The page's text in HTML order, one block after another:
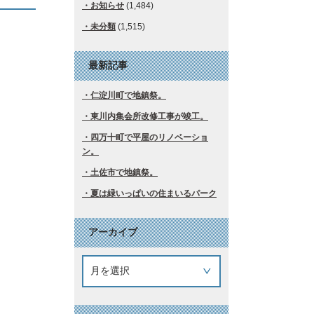
お知らせ (1,484)
未分類 (1,515)
最新記事
仁淀川町で地鎮祭。
東川内集会所改修工事が竣工。
四万十町で平屋のリノベーショ
ン。
土佐市で地鎮祭。
夏は緑いっぱいの住まいるパーク
アーカイブ